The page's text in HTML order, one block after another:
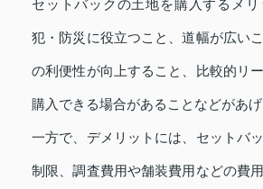
セットバックの土地を購入するメ
犯・防災に役立つこと、道幅が広い
の利便性が向上すること、比較的リ
購入できる場合があることなどがあげ
一方で、デメリットには、セットバ
制限、調査費用や舗装費用などの費